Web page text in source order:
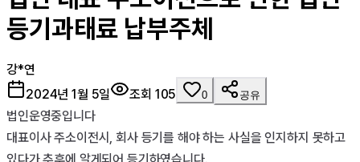
등기과태료 납부주체
강*연
2024년 1월 5일
조회 105 0 공유
법인운영중입니다
대표이사 주소이전시, 회사 등기를 해야 하는 사실을 인지하지 못하고